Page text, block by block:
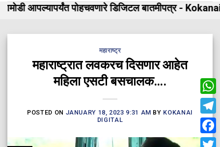
आपल्यापर्यंत पोहचवणारे डिजिटल बातमीपत्र - Kokanai
महाराष्ट्र
महाराष्ट्रात लवकरच दिसणार आहेत
महिला एसटी बसचालक….
POSTED ON JANUARY 18, 2023 9:31 AM BY KOKANAI
DIGITAL